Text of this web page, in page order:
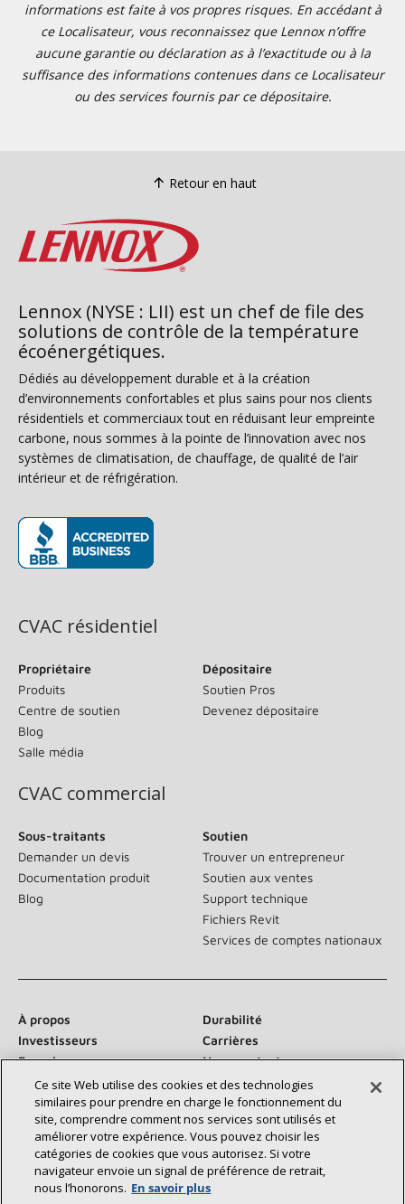
informations est faite à vos propres risques. En accédant à
ce Localisateur, vous reconnaissez que Lennox n’offre
aucune garantie ou déclaration as à l’exactitude ou à la
suffisance des informations contenues dans ce Localisateur
ou des services fournis par ce dépositaire.
Retour en haut
Lennox (NYSE : LII) est un chef de file des
solutions de contrôle de la température
écoénergétiques.
Dédiés au développement durable et à la création
d’environnements confortables et plus sains pour nos clients
résidentiels et commerciaux tout en réduisant leur empreinte
carbone, nous sommes à la pointe de l’innovation avec nos
systèmes de climatisation, de chauffage, de qualité de l’air
intérieur et de réfrigération.
CVAC résidentiel
Propriétaire
Produits
Centre de soutien
Blog
Salle média
Dépositaire
Soutien Pros
Devenez dépositaire
CVAC commercial
Sous-traitants
Demander un devis
Documentation produit
Blog
Soutien
Trouver un entrepreneur
Soutien aux ventes
Support technique
Fichiers Revit
Services de comptes nationaux
À propos
Durabilité
Investisseurs
Carrières
Fournisseurs
Nous contacter
Salle de presse
Communiquez avec nous :
Ce site Web utilise des cookies et des technologies
similaires pour prendre en charge le fonctionnement du
site, comprendre comment nos services sont utilisés et
améliorer votre expérience. Vous pouvez choisir les
catégories de cookies que vous autorisez. Si votre
navigateur envoie un signal de préférence de retrait,
nous l’honorons. En savoir plus